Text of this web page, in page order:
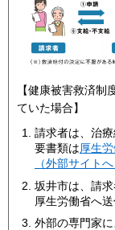
【健康被害救済
ていた場合】
請求者は、治
要書類は厚生
（外部サイトへ
坂井市は、請
厚生労働省へ送
外部の専門家